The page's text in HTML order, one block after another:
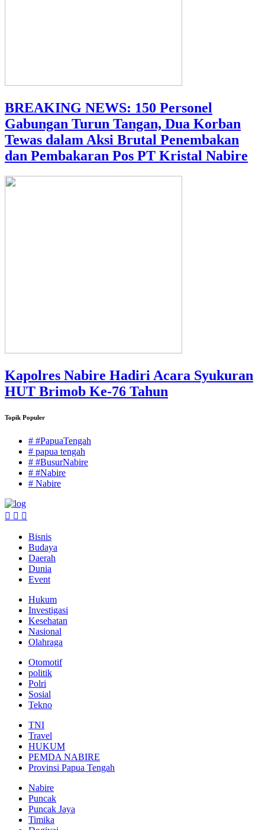
BREAKING NEWS: 150 Personel
Gabungan Turun Tangan, Dua Korban
Tewas dalam Aksi Brutal Penembakan
dan Pembakaran Pos PT Kristal Nabire
Kapolres Nabire Hadiri Acara Syukuran
HUT Brimob Ke-76 Tahun
Topik Populer
# #PapuaTengah
# papua tengah
# #BusurNabire
# #Nabire
# Nabire
Bisnis
Budaya
Daerah
Dunia
Event
Hukum
Investigasi
Kesehatan
Nasional
Olahraga
Otomotif
politik
Polri
Sosial
Tekno
TNI
Travel
HUKUM
PEMDA NABIRE
Provinsi Papua Tengah
Nabire
Puncak
Puncak Jaya
Timika